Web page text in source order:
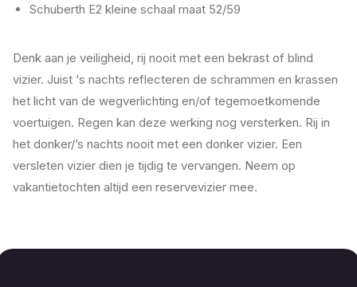
Schuberth E2 kleine schaal maat 52/59
Denk aan je veiligheid, rij nooit met een bekrast of blind
vizier. Juist ‘s nachts reflecteren de schrammen en krassen
het licht van de wegverlichting en/of tegemoetkomende
voertuigen. Regen kan deze werking nog versterken. Rij in
het donker/’s nachts nooit met een donker vizier. Een
versleten vizier dien je tijdig te vervangen. Neem op
vakantietochten altijd een reservevizier mee.